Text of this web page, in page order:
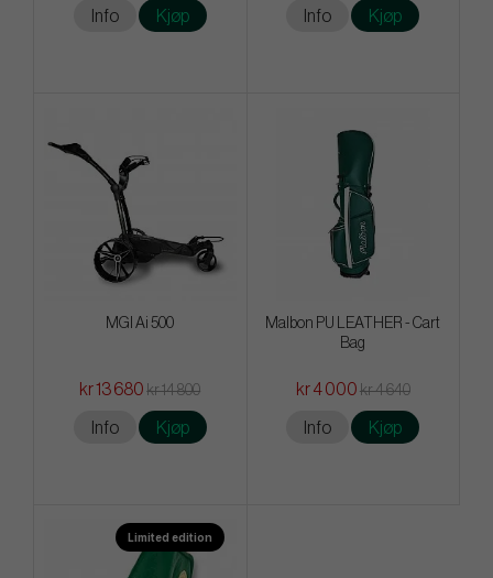
Info Kjøp Info Kjøp
MGI Ai 500
kr 13 680 kr 14 800
Info Kjøp
Malbon PU LEATHER - Cart
Bag
kr 4 000 kr 4 640
Info Kjøp
Limited edition